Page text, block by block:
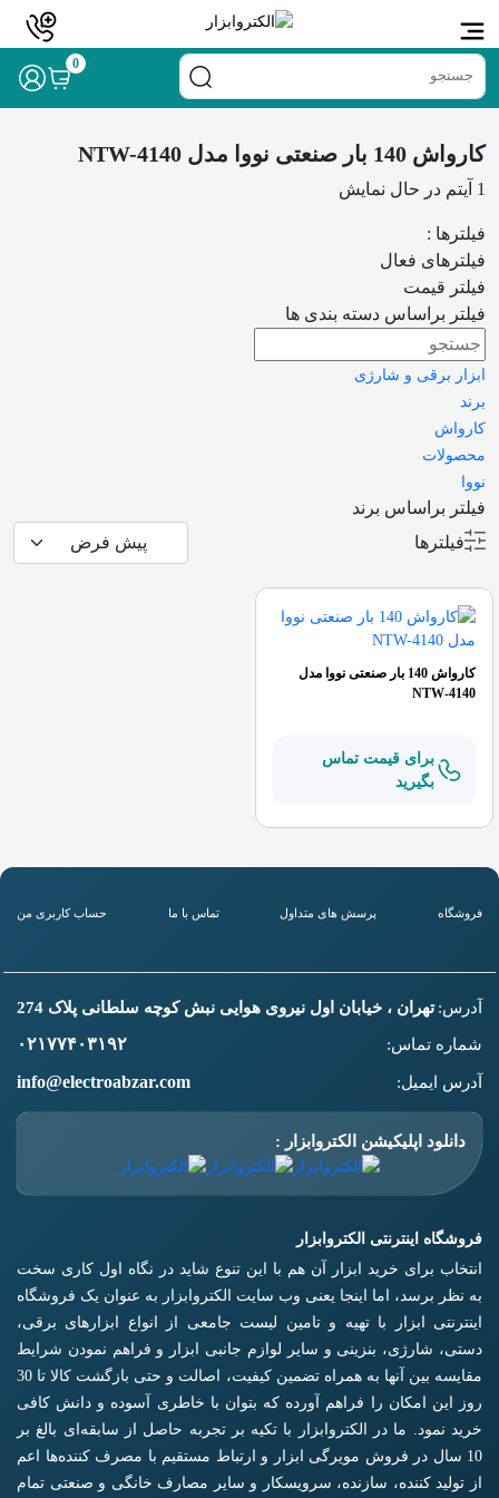
0 خانه
4140”
کارواش 140 بار صنعتی نووا مدل NTW-4140
1 آیتم در حال نمایش
فیلترها :
فیلترهای فعال
فیلتر قیمت
فیلتر براساس دسته بندی ها
ابزار برقی و شارژی
برند
کارواش
محصولات
نووا
فیلتر براساس برند
فیلترها
کارواش 140 بار صنعتی نووا مدل
NTW-4140
برای قیمت تماس
بگیرید
فروشگاه پرسش های متداول تماس با ما حساب کاربری من
آدرس: تهران ، خیابان اول نیروی هوایی نبش کوچه سلطانی پلاک 274
شماره تماس: ۰۲۱۷۷۴۰۳۱۹۲
آدرس ایمیل: info@electroabzar.com
دانلود اپلیکیشن الکتروابزار :
فروشگاه اینترنتی الکتروابزار
انتخاب برای خرید ابزار آن هم با این تنوع شاید در نگاه اول کاری سخت
به نظر برسد، اما اینجا یعنی وب سایت الکتروابزار به عنوان یک فروشگاه
اینترنتی ابزار با تهیه و تامین لیست جامعی از انواع ابزار‌های برقی،
دستی، شارژی، بنزینی و سایر لوازم جانبی ابزار و فراهم نمودن شرایط
مقایسه بین آنها به همراه تضمین کیفیت، اصالت و حتی بازگشت کالا تا 30
روز این امکان را فراهم آورده که بتوان با خاطری آسوده و دانش کافی
خرید نمود. ما در الکتروابزار با تکیه بر تجربه حاصل از سابقه‌ای بالغ بر
10 سال در فروش مویرگی ابزار و ارتباط مستقیم با مصرف کننده‌ها اعم
از تولید کننده، سازنده، سرویسکار و سایر مصارف خانگی و صنعتی تمام